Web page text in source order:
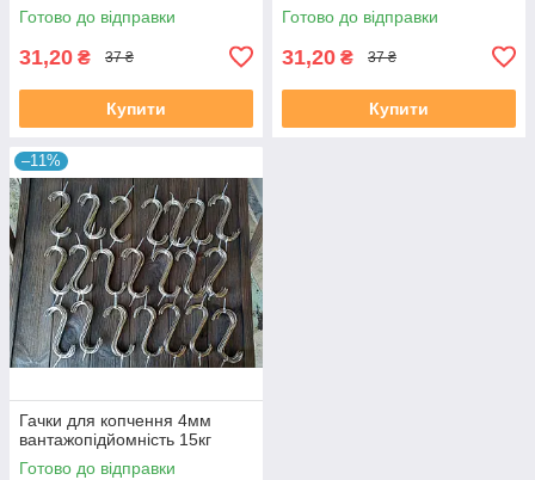
Готово до відправки
31,20 ₴ 37 ₴
Купити
Готово до відправки
31,20 ₴ 37 ₴
Купити
–11%
Гачки для копчення 4мм
вантажопідйомність 15кг
Готово до відправки